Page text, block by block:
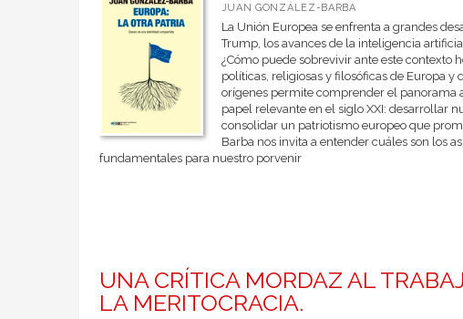
JUAN GONZÁLEZ-BARBA
La Unión Europea se enfrenta a grandes
Trump, los avances de la inteligencia
¿Cómo puede sobrevivir ante este contexto
políticas, religiosas y filosóficas de Europa
orígenes permite comprender el panorama
papel relevante en el siglo XXI: desarrollar
consolidar un patriotismo europeo que
Barba nos invita a entender cuáles son los
fundamentales para nuestro porvenir
UNA CRÍTICA MORDAZ AL
LA MERITOCRACIA.